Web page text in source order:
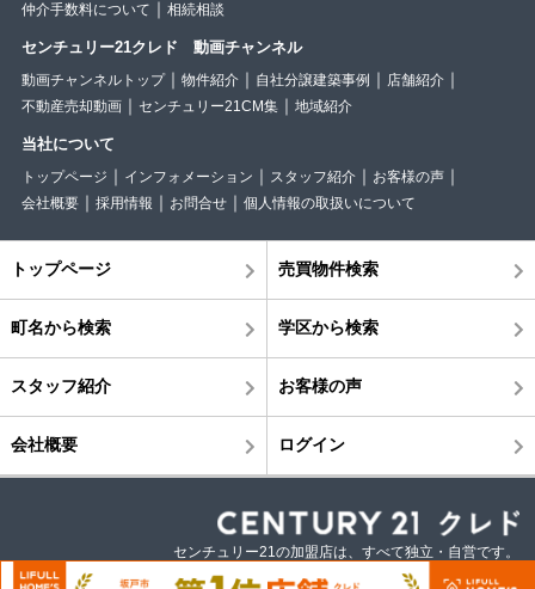
仲介手数料について
相続相談
センチュリー21クレド 動画チャンネル
動画チャンネルトップ 物件紹介 自社分譲建築事例
店舗紹介
不動産売却動画
センチュリー21CM集 地域紹介
当社について
トップページ インフォメーション スタッフ紹介
お客様の声
会社概要
採用情報 お問合せ 個人情報の取扱いについて
トップページ 売買物件検索
町名から検索 学区から検索
スタッフ紹介 お客様の声
会社概要 ログイン
センチュリー21の加盟店は、すべて独立・自営です。